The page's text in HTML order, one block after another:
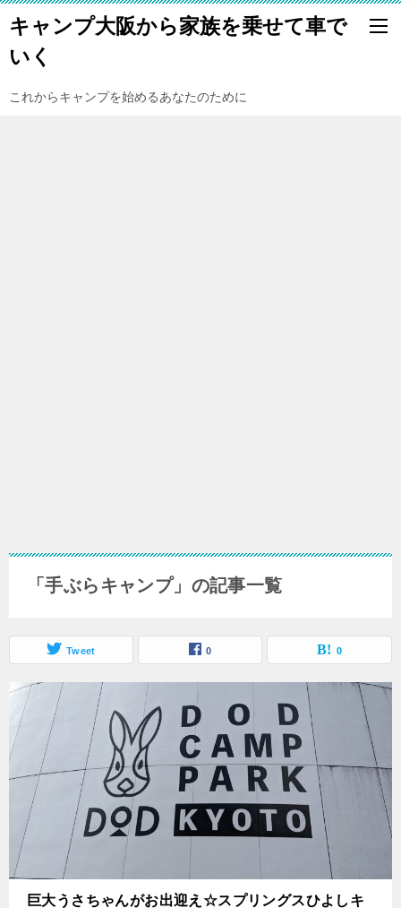
キャンプ大阪から家族を乗せて車で
いく
これからキャンプを始めるあなたのために
「手ぶらキャンプ」の記事一覧
Tweet 0 0
巨大うさちゃんがお出迎え☆スプリングスひよしキ